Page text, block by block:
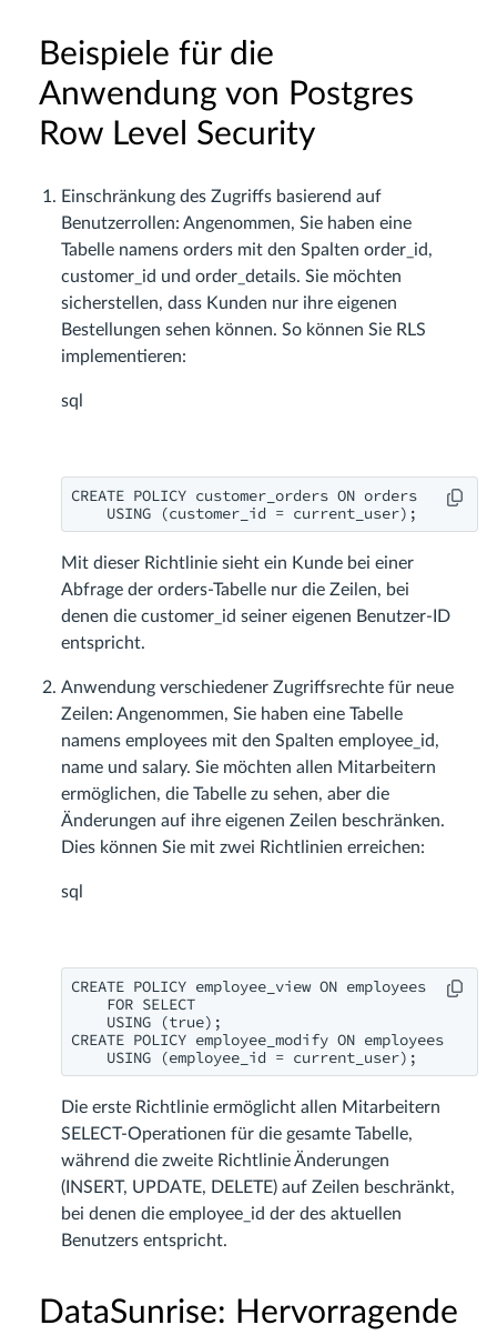
Beispiele für die
Anwendung von Postgres
Row Level Security
Einschränkung des Zugriffs basierend auf
Benutzerrollen: Angenommen, Sie haben eine
Tabelle namens orders mit den Spalten order_id,
customer_id und order_details. Sie möchten
sicherstellen, dass Kunden nur ihre eigenen
Bestellungen sehen können. So können Sie RLS
implementieren:
sql
CREATE POLICY customer_orders ON orders
    USING (customer_id = current_user);
Mit dieser Richtlinie sieht ein Kunde bei einer
Abfrage der orders-Tabelle nur die Zeilen, bei
denen die customer_id seiner eigenen Benutzer-ID
entspricht.
Anwendung verschiedener Zugriffsrechte für neue
Zeilen: Angenommen, Sie haben eine Tabelle
namens employees mit den Spalten employee_id,
name und salary. Sie möchten allen Mitarbeitern
ermöglichen, die Tabelle zu sehen, aber die
Änderungen auf ihre eigenen Zeilen beschränken.
Dies können Sie mit zwei Richtlinien erreichen:
sql
CREATE POLICY employee_view ON employees
    FOR SELECT
    USING (true);
CREATE POLICY employee_modify ON employees
    USING (employee_id = current_user);
Die erste Richtlinie ermöglicht allen Mitarbeitern
SELECT-Operationen für die gesamte Tabelle,
während die zweite Richtlinie Änderungen
(INSERT, UPDATE, DELETE) auf Zeilen beschränkt,
bei denen die employee_id der des aktuellen
Benutzers entspricht.
DataSunrise: Hervorragende